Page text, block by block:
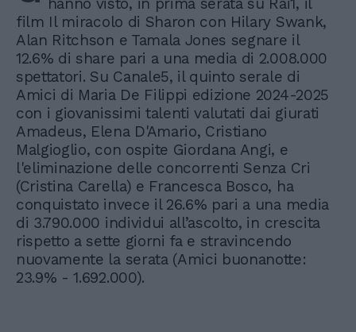
film Il miracolo di Sharon con Hilary Swank,
Alan Ritchson e Tamala Jones segnare il
12.6% di share pari a una media di 2.008.000
spettatori. Su Canale5, il quinto serale di
Amici di Maria De Filippi edizione 2024-2025
con i giovanissimi talenti valutati dai giurati
Amadeus, Elena D'Amario, Cristiano
Malgioglio, con ospite Giordana Angi, e
l'eliminazione delle concorrenti Senza Cri
(Cristina Carella) e Francesca Bosco, ha
conquistato invece il 26.6% pari a una media
di 3.790.000 individui all’ascolto, in crescita
rispetto a sette giorni fa e stravincendo
nuovamente la serata (Amici buonanotte:
23.9% - 1.692.000).